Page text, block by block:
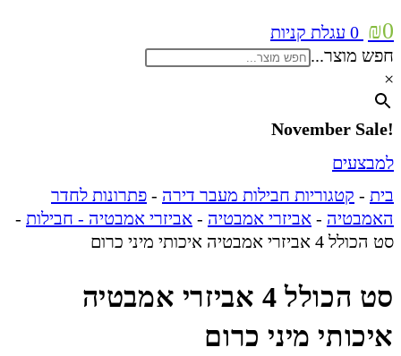
₪0
0 עגלת קניות
חפש מוצר...
×
!November Sale
למבצעים
בית - קטגוריות חבילות מעבר דירה - פתרונות לחדר
האמבטיה - אביזרי אמבטיה - אביזרי אמבטיה - חבילות -
סט הכולל 4 אביזרי אמבטיה איכותי מיני כרום
סט הכולל 4 אביזרי אמבטיה
איכותי מיני כרום